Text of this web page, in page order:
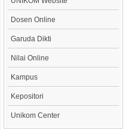
Dosen Online
Garuda Dikti
Nilai Online
Kampus
Kepositori
Unikom Center